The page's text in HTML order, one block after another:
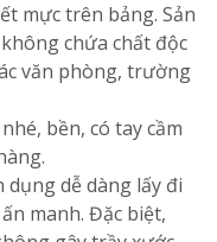
mực trên bảng. Sản
chứa chất độc
văn phòng, trường
bền, có tay cầm
dụng dễ dàng lấy đi
manh. Đặc biệt,